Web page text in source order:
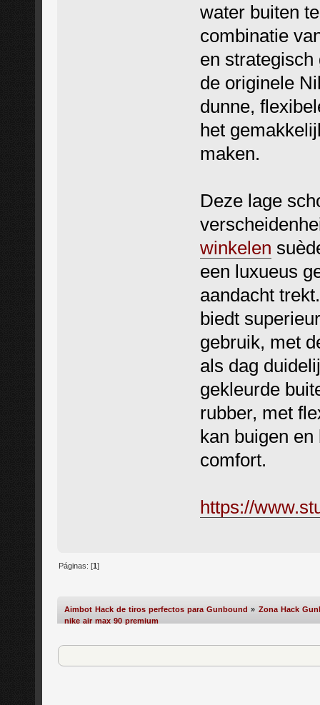
water buiten
combinatie
en strategisch
de originele
dunne,
het
maken.
Deze lage
winkelen
een luxueus
aandacht
biedt
gebruik, met
als dag
gekleurde
rubber, met
kan buigen
comfort.
https://
Páginas: [1]
Aimbot Hack de tiros perfectos para Gunbound » Zona Hack
nike air max 90 premium